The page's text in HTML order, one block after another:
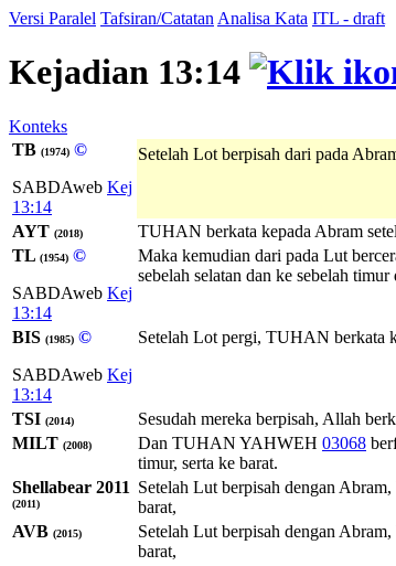
Versi Paralel Tafsiran/Catatan Analisa Kata ITL - draft
Kejadian 13:14
Konteks
TB (1974) ©
SABDAweb Kej
13:14
Setelah Lot berpisah dari pada
AYT (2018)
TUHAN berkata kepada Abram
TL (1954) ©
SABDAweb Kej
13:14
Maka kemudian dari pada Lut
sebelah selatan dan ke sebelah timur
BIS (1985) ©
SABDAweb Kej
13:14
Setelah Lot pergi, TUHAN berkata
TSI (2014)
Sesudah mereka berpisah, Allah
MILT (2008) Dan TUHAN YAHWEH 03068
timur, serta ke barat.
Shellabear 2011
(2011)
Setelah Lut berpisah dengan
barat,
AVB (2015)
Setelah Lut berpisah dengan
barat,